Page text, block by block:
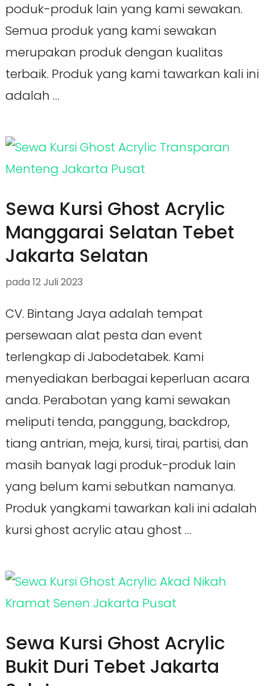
poduk-produk lain yang kami sewakan.
Semua produk yang kami sewakan
merupakan produk dengan kualitas
terbaik. Produk yang kami tawarkan kali ini
adalah …
Sewa Kursi Ghost Acrylic
Manggarai Selatan Tebet
Jakarta Selatan
pada 12 Juli 2023
CV. Bintang Jaya adalah tempat
persewaan alat pesta dan event
terlengkap di Jabodetabek. Kami
menyediakan berbagai keperluan acara
anda. Perabotan yang kami sewakan
meliputi tenda, panggung, backdrop,
tiang antrian, meja, kursi, tirai, partisi, dan
masih banyak lagi produk-produk lain
yang belum kami sebutkan namanya.
Produk yangkami tawarkan kali ini adalah
kursi ghost acrylic atau ghost …
Sewa Kursi Ghost Acrylic
Bukit Duri Tebet Jakarta